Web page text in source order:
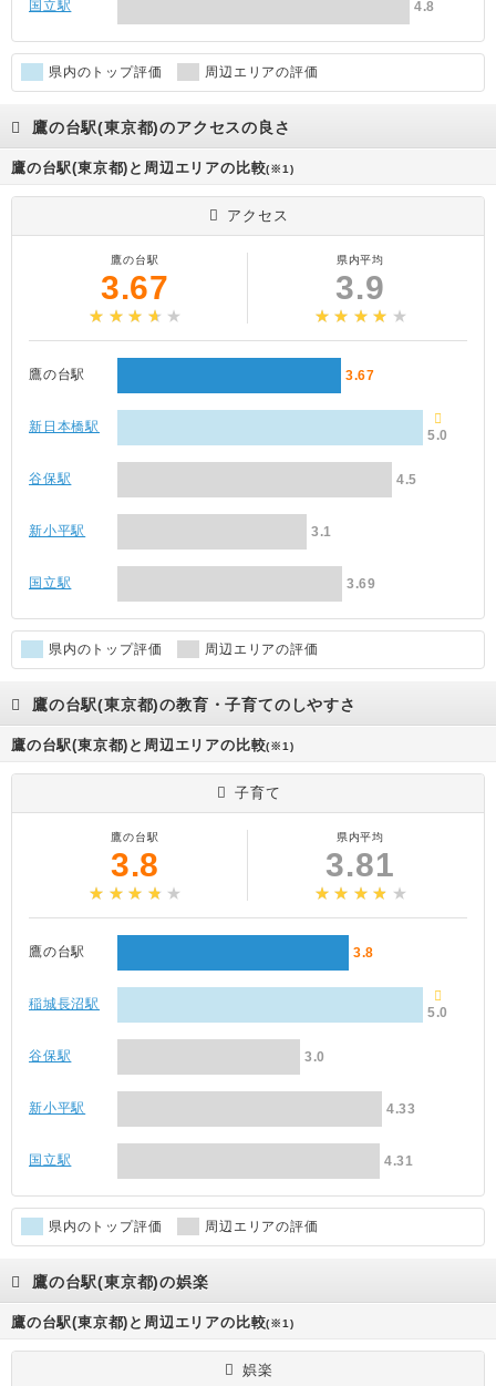
国立駅 4.8
県内のトップ評価 周辺エリアの評価
鷹の台駅(東京都)のアクセスの良さ
鷹の台駅(東京都)と周辺エリアの比較(※1)
アクセス
鷹の台駅
3.67
県内平均
3.9
鷹の台駅 3.67
新日本橋駅
5.0
谷保駅 4.5
新小平駅 3.1
国立駅 3.69
県内のトップ評価 周辺エリアの評価
鷹の台駅(東京都)の教育・子育てのしやすさ
鷹の台駅(東京都)と周辺エリアの比較(※1)
子育て
鷹の台駅
3.8
県内平均
3.81
鷹の台駅 3.8
稲城長沼駅
5.0
谷保駅 3.0
新小平駅 4.33
国立駅 4.31
県内のトップ評価 周辺エリアの評価
鷹の台駅(東京都)の娯楽
鷹の台駅(東京都)と周辺エリアの比較(※1)
娯楽